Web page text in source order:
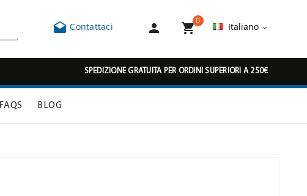
 Contattaci  
0
Italiano 
SPEDIZIONE GRATUITA PER ORDINI SUPERIORI A 250€
FAQS BLOG